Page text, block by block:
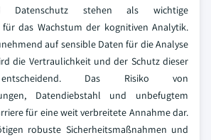
Datenschutz stehen als wichtige
für das Wachstum der kognitiven Analytik.
auf sensible Daten für die Analyse
die Vertraulichkeit und der Schutz dieser
entscheidend. Das Risiko von
Datendiebstahl und unbefugtem
für eine weit verbreitete Annahme dar.
robuste Sicherheitsmaßnahmen und